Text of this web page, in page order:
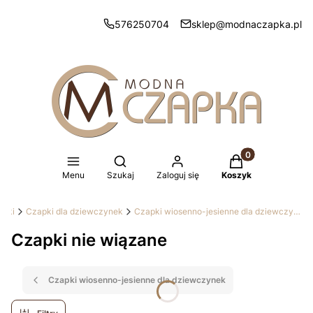
576250704 sklep@modnaczapka.pl
Menu
Otwórz wyszukiwarkę
Szukaj Zaloguj się
Produkty w
Koszyk
Czapki dla dziewczynek Czapki wiosenno-jesienne dla dziewczynek
Czapki nie wiązane
Czapki wiosenno-jesienne dla dziewczynek